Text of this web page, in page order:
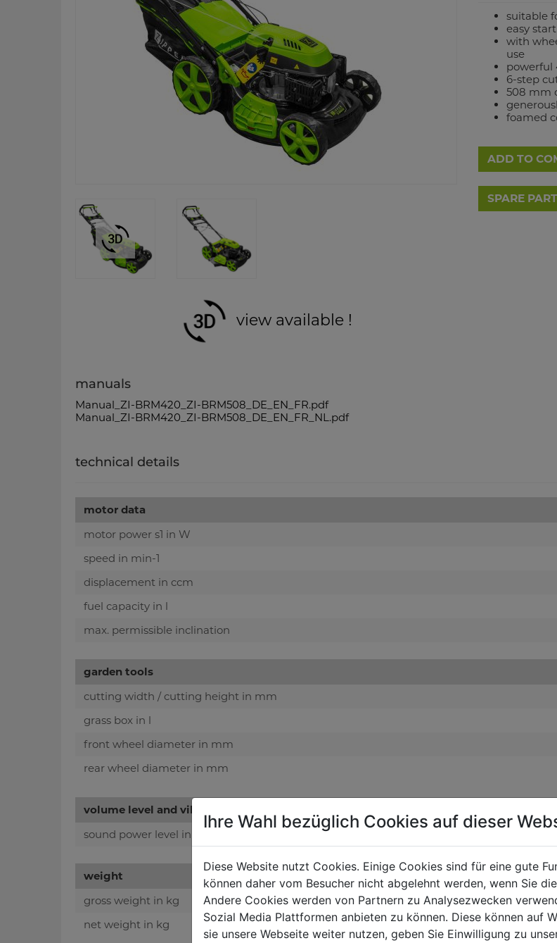
view available !
manuals
Manual_ZI-BRM420_ZI-BRM508_DE_EN_FR.pdf
Manual_ZI-BRM420_ZI-BRM508_DE_EN_FR_NL.pdf
suitable
easy
with
use
powerful
6-step
508 mm
foamed
ADD TO
technical details
motor data
motor power s1 in W
speed in min-1
displacement in ccm
fuel capacity in l
max. permissible inclination
garden tools
cutting width / cutting height in mm
grass box in l
front wheel diameter in mm
rear wheel diameter in mm
volume level and vibration
sound power level in dB(A)
weight
gross weight in kg
net weight in kg
Ihre Wahl bezüglich Cookies auf dieser
Diese Website nutzt Cookies. Einige Cookies sind für eine gute
können daher vom Besucher nicht abgelehnt werden, wenn Sie
Andere Cookies werden von Partnern zu Analysezwecken
Sozial Media Plattformen anbieten zu können. Diese können auf
sie unsere Webseite weiter nutzen, geben Sie Einwilligung zu